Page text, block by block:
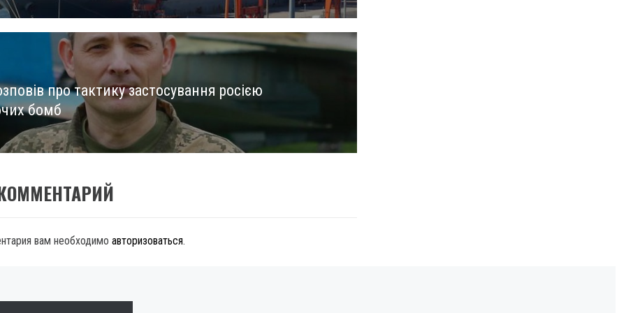
про тактику застосування росією
бомб
вам необходимо авторизоваться.